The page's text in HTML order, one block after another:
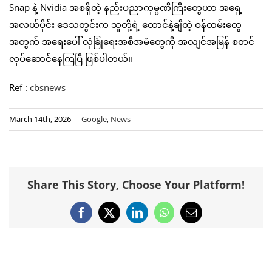
Snap နဲ့ Nvidia အစရှိတဲ့ နည်းပညာကုမ္ပဏီကြီးတွေဟာ အရှေ့
အလယ်ပိုင်း ဒေသတွင်းက သူတို့ရဲ့ ထောင်နဲ့ချီတဲ့ ဝန်ထမ်းတွေ
အတွက် အရေးပေါ် လုံခြုံရေးအစီအမံတွေကို အလျင်အမြန် စတင်
လုပ်ဆောင်နေကြပြီ ဖြစ်ပါတယ်။
Ref : cbsnews
March 14th, 2026 | Google, News
Share This Story, Choose Your Platform!
Facebook
X LinkedInWhatsApp
Email